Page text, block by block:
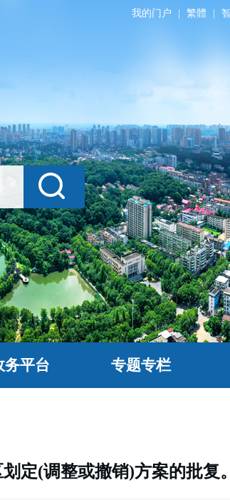
我的门户 繁體
务平台 专题专栏
定(调整或撤销)方案的批复。